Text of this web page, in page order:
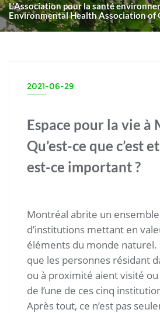
L'Association pour la santé
Environmental Health Association of
2021-06-29
Espace pour la vie à
Qu’est-ce que c’est
est-ce important ?
Montréal abrite un
d’institutions mettant en
éléments du monde naturel.
que les personnes résidant
ou à proximité aient visité
de l’une de ces cinq
Après tout, ce n’est pas